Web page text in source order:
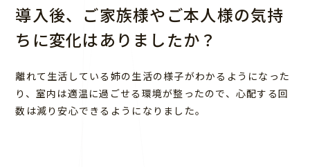
導入後、ご家族様やご本人様の気持
ちに変化はありましたか？
離れて生活している姉の生活の様子がわかるようになった
り、室内は適温に過ごせる環境が整ったので、心配する回
数は減り安心できるようになりました。